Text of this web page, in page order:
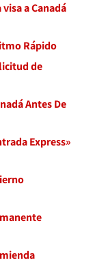
a Canadá
Rápido
de
Antes De
Express»